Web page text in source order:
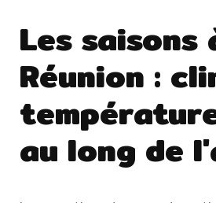
Les saisons
Réunion :
au long de